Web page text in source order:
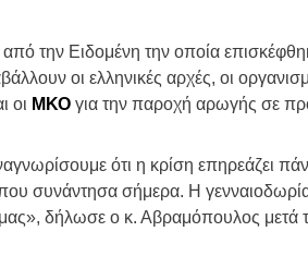
την Ειδομένη την οποία
οι ελληνικές αρχές, οι
οι ΜΚΟ για την παροχή αρωγής σε
ότι η κρίση επηρεάζει
που συνάντησα σήμερα. Η
δήλωσε ο κ. Αβραμόπουλος μετά